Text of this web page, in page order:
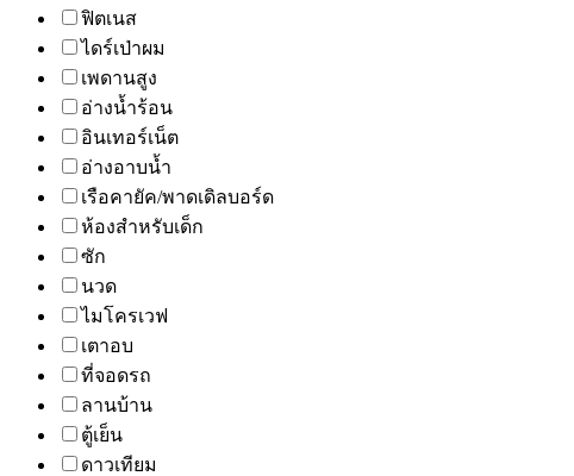
ฟิตเนส
ไดร์เป่าผม
เพดานสูง
อ่างน้ำร้อน
อินเทอร์เน็ต
อ่างอาบน้ำ
เรือคายัค/พาดเดิลบอร์ด
ห้องสำหรับเด็ก
ซัก
นวด
ไมโครเวฟ
เตาอบ
ที่จอดรถ
ลานบ้าน
ตู้เย็น
ดาวเทียม